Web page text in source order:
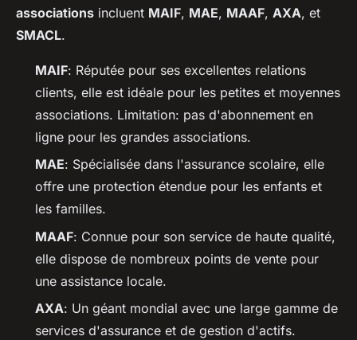
associations incluent MAIF, MAE, MAAF, AXA, et
SMACL.
MAIF: Réputée pour ses excellentes relations
clients, elle est idéale pour les petites et moyennes
associations. Limitation: pas d'abonnement en
ligne pour les grandes associations.
MAE: Spécialisée dans l'assurance scolaire, elle
offre une protection étendue pour les enfants et
les familles.
MAAF: Connue pour son service de haute qualité,
elle dispose de nombreux points de vente pour
une assistance locale.
AXA: Un géant mondial avec une large gamme de
services d'assurance et de gestion d'actifs.